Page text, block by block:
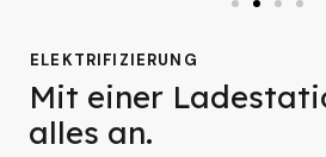
ELEKTRIFIZIERUNG
Mit einer
alles an.